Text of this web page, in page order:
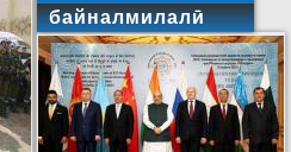
байналмилалӣ